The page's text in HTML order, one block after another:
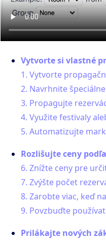
Vytvorte si vlastné
1. Vytvorte
2. Navrhnite
3. Propagujte
4. Využite festivaly
5. Automatizujte
Rozlišujte ceny
6. Znížte ceny pre
7. Zvýšte počet
8. Zarobte viac, keď
9. Povzbuďte
Prilákajte nových